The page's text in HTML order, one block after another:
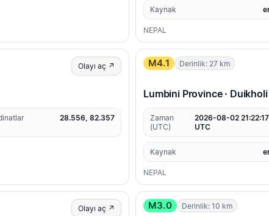
Kaynak
NEPAL
Olayı aç ↗
28.556, 82.357
M4.1 Derinlik: 27 km
Lumbini Province · Duikholi
Zaman
(UTC)
2026-08-02 21:22:17
UTC
Kaynak
NEPAL
Olayı aç ↗ M3.0 Derinlik: 10 km